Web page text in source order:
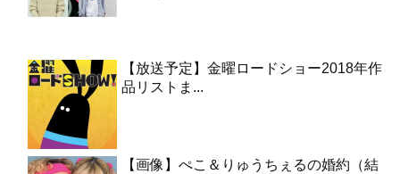
【放送予定】金曜ロードショー2018年作
品リストま...
【画像】ぺこ＆りゅうちぇるの婚約（結